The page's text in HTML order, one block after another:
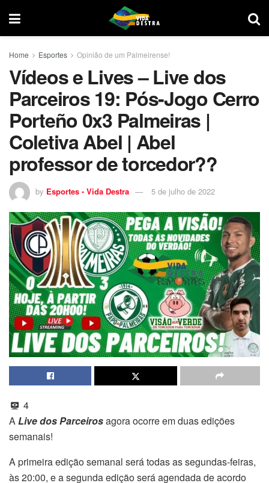
Home Esportes Opinião de um Palmeirense!
Vídeos e Lives – Live dos
Parceiros 19: Pós-Jogo Cerro
Porteño 0x3 Palmeiras |
Coletiva Abel | Abel
professor de torcedor??
by Esportes - Vida Destra 5 de julho de 2022
4
ALive dos Parceirosagora ocorre em duas edições
semanais!
A primeira edição semanal será todas as segundas-feiras,
às 20:00, e a segunda edição será agendada de acordo